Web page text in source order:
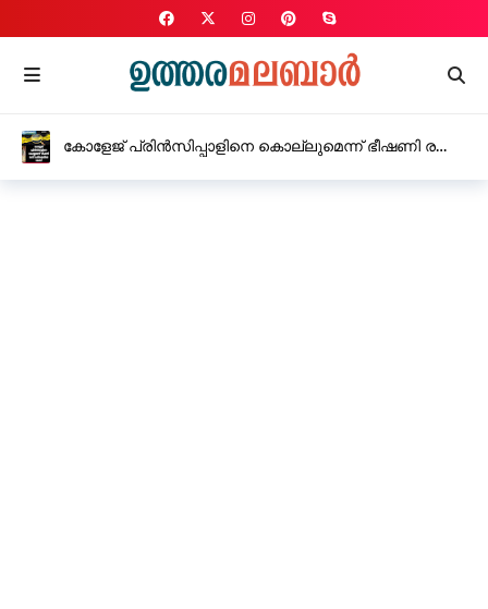
കോളേജ് പ്രിൻസിപ്പാളിനെ കൊല്ലുമെന്ന് ഭീഷണി രണ്ട്